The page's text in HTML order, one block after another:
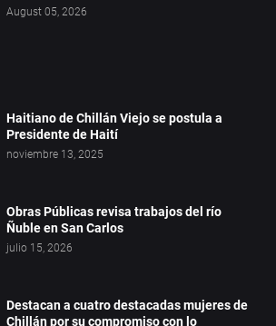
August 05, 2026
Haitiano de Chillán Viejo se postula a
Presidente de Haití
noviembre 13, 2025
Obras Públicas revisa trabajos del río
Ñuble en San Carlos
julio 15, 2026
Destacan a cuatro destacadas mujeres de
Chillán por su compromiso con lo